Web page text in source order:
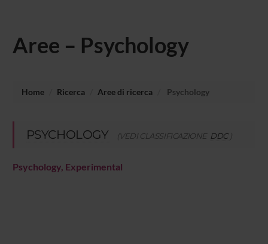
Aree – Psychology
Home Ricerca Aree di ricerca Psychology
PSYCHOLOGY (VEDI CLASSIFICAZIONE DDC )
Psychology, Experimental